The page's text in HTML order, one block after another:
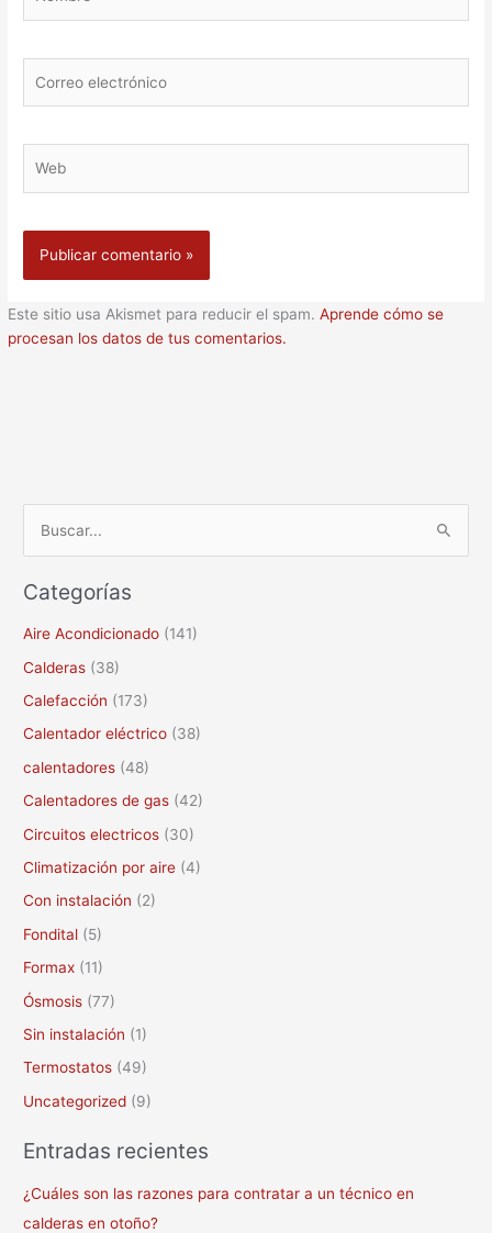
electrónico
Este sitio usa Akismet para reducir el spam.Aprende cómo se
procesan los datos de tus comentarios.
s
c
o
r
:
Categorías
Aire Acondicionado (141)
Calderas (38)
Calefacción (173)
Calentador eléctrico (38)
calentadores (48)
Calentadores de gas (42)
Circuitos electricos (30)
Climatización por aire (4)
Con instalación (2)
Fondital (5)
Formax (11)
Ósmosis (77)
Sin instalación (1)
Termostatos (49)
Uncategorized (9)
Entradas recientes
¿Cuáles son las razones para contratar a un técnico en
calderas en otoño?